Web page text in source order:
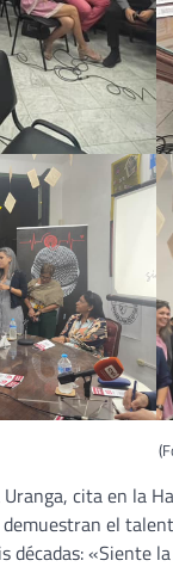
Uranga, cita en la
el
décadas: «Siente